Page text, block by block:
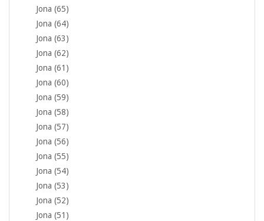
Jona (65)
Jona (64)
Jona (63)
Jona (62)
Jona (61)
Jona (60)
Jona (59)
Jona (58)
Jona (57)
Jona (56)
Jona (55)
Jona (54)
Jona (53)
Jona (52)
Jona (51)